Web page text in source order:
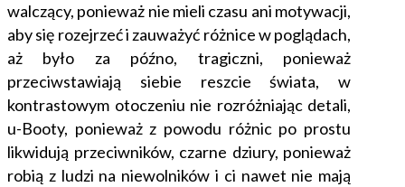
walczący, ponieważ nie mieli czasu ani motywacji,
aby się rozejrzeć i zauważyć różnice w poglądach,
aż było za późno, tragiczni, ponieważ
przeciwstawiają siebie reszcie świata, w
kontrastowym otoczeniu nie rozróżniając detali,
u-Booty, ponieważ z powodu różnic po prostu
likwidują przeciwników, czarne dziury, ponieważ
robią z ludzi na niewolników i ci nawet nie mają